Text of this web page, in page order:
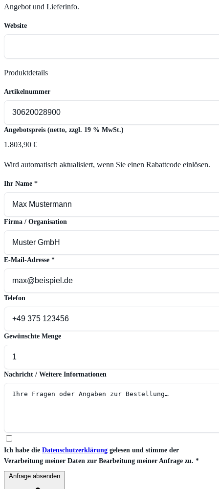
Angebot und Lieferinfo.
Website
Produktdetails
Artikelnummer
Angebotspreis (netto, zzgl. 19 % MwSt.)
1.803,90 €
Wird automatisch aktualisiert, wenn Sie einen Rabattcode einlösen.
Ihr Name *
Firma / Organisation
E-Mail-Adresse *
Telefon
Gewünschte Menge
Nachricht / Weitere Informationen
Ich habe die Datenschutzerklärung gelesen und stimme der
Verarbeitung meiner Daten zur Bearbeitung meiner Anfrage zu. *